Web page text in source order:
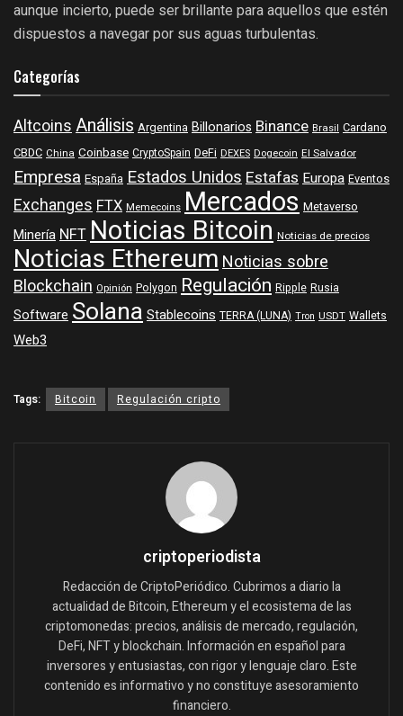
aunque incierto, puede ser brillante para aquellos que estén
dispuestos a navegar por sus aguas turbulentas.
Categorías
Altcoins Análisis Argentina Billonarios Binance Brasil Cardano
CBDC China Coinbase CryptoSpain DeFi DEXES Dogecoin El Salvador
Empresa España Estados Unidos Estafas Europa Eventos
Exchanges FTX Memecoins Mercados Metaverso
MineríaNFTNoticias Bitcoin Noticias de precios
Noticias EthereumNoticias sobre
Blockchain Opinión Polygon Regulación Ripple Rusia
Software SolanaStablecoins TERRA (LUNA) Tron USDT Wallets
Web3
Tags: Bitcoin Regulación cripto
criptoperiodista
Redacción de CriptoPeriódico. Cubrimos a diario la
actualidad de Bitcoin, Ethereum y el ecosistema de las
criptomonedas: precios, análisis de mercado, regulación,
DeFi, NFT y blockchain. Información en español para
inversores y entusiastas, con rigor y lenguaje claro. Este
contenido es informativo y no constituye asesoramiento
financiero.